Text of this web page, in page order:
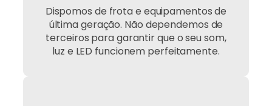
Dispomos de frota e equipamentos de
última geração. Não dependemos de
terceiros para garantir que o seu som,
luz e LED funcionem perfeitamente.